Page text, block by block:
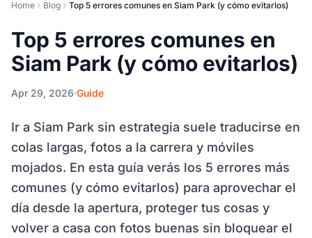
Home Blog Top 5 errores comunes en Siam Park (y cómo evitarlos)
Top 5 errores comunes en
Siam Park (y cómo evitarlos)
Apr 29, 2026 Guide
Ir a Siam Park sin estrategia suele traducirse en
colas largas, fotos a la carrera y móviles
mojados. En esta guía verás los 5 errores más
comunes (y cómo evitarlos) para aprovechar el
día desde la apertura, proteger tus cosas y
volver a casa con fotos buenas sin bloquear el